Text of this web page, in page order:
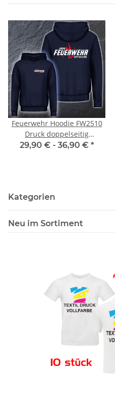
Feuerwehr Hoodie FW2510
Druck doppelseitig
mehrfarbig
29,90 € - 36,90 € *
Kategorien
Neu im Sortiment